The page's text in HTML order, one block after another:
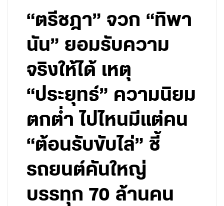
“ตรีชฎา” จวก “ทิพา
นัน” ยอมรับความ
จริงให้ได้ เหตุ
“ประยุทธ์” ความนิยม
ตกต่ำ ไปไหนมีแต่คน
“ต้อนรับขับไล่” ชี้
รถยนต์คันใหญ่
บรรทุก 70 ล้านคน